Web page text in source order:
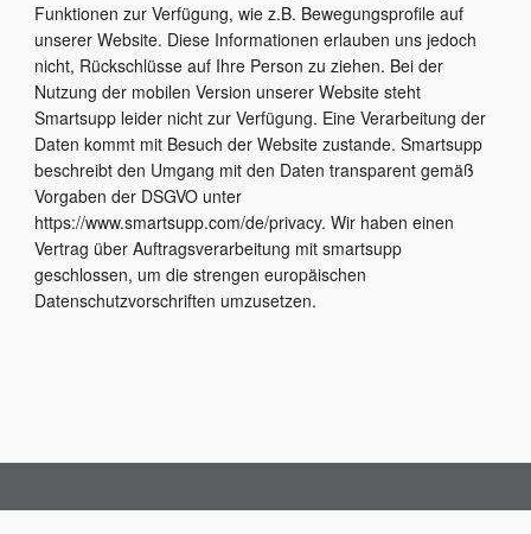
Funktionen zur Verfügung, wie z.B. Bewegungsprofile auf
unserer Website. Diese Informationen erlauben uns jedoch
nicht, Rückschlüsse auf Ihre Person zu ziehen. Bei der
Nutzung der mobilen Version unserer Website steht
Smartsupp leider nicht zur Verfügung. Eine Verarbeitung der
Daten kommt mit Besuch der Website zustande. Smartsupp
beschreibt den Umgang mit den Daten transparent gemäß
Vorgaben der DSGVO unter
https://www.smartsupp.com/de/privacy. Wir haben einen
Vertrag über Auftragsverarbeitung mit smartsupp
geschlossen, um die strengen europäischen
Datenschutzvorschriften umzusetzen.